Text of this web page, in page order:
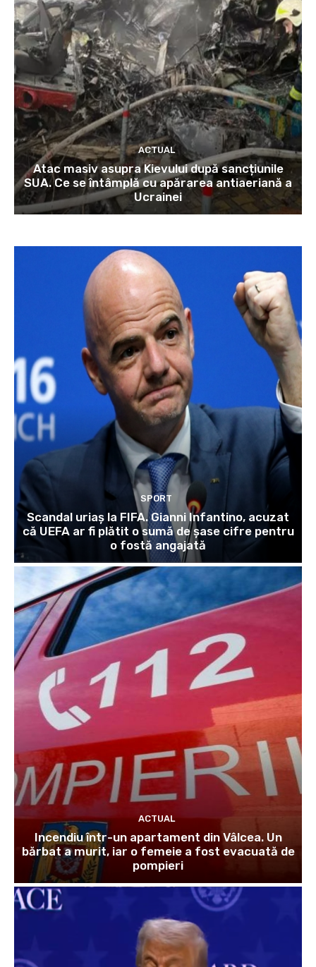
ACTUAL
Atac masiv asupra Kievului după sancțiunile
SUA. Ce se întâmplă cu apărarea antiaeriană a
Ucrainei
SPORT
Scandal uriaș la FIFA. Gianni Infantino, acuzat
că UEFA ar fi plătit o sumă de șase cifre pentru
o fostă angajată
ACTUAL
Incendiu într-un apartament din Vâlcea. Un
bărbat a murit, iar o femeie a fost evacuată de
pompieri